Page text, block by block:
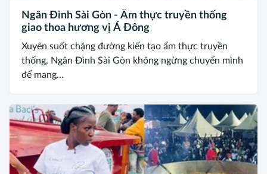
Ngân Đình Sài Gòn - Ẩm thực truyền thống
giao thoa hương vị Á Đông
Xuyên suốt chặng đường kiến tạo ẩm thực truyền
thống, Ngân Đình Sài Gòn không ngừng chuyển mình
để mang...